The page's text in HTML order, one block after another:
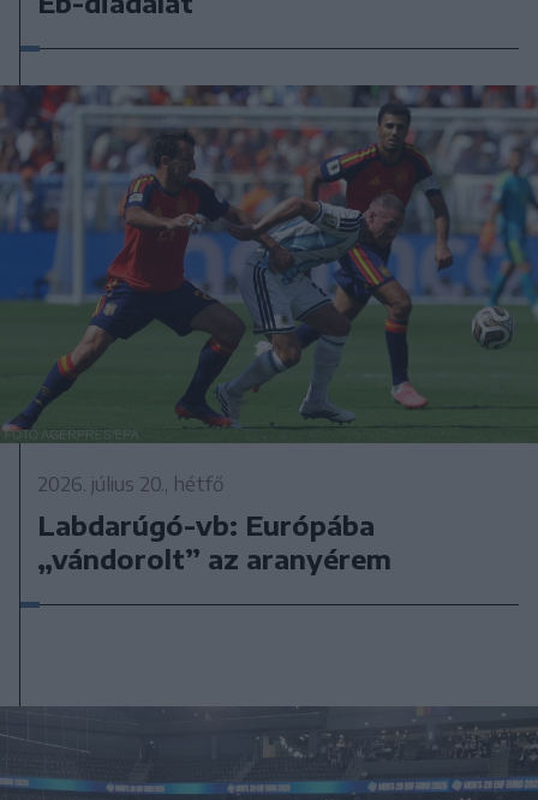
2026. július 20., hétfő
Labdarúgó-vb: Európába
„vándorolt” az aranyérem